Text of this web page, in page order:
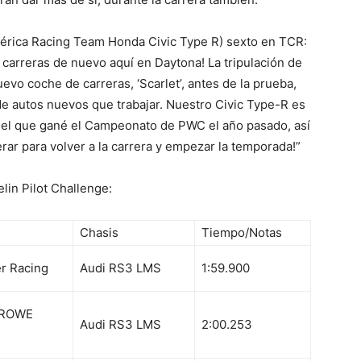
Racing Team Honda Civic Type R) sexto en TCR:
de nuevo aquí en Daytona! La tripulación de
coche de carreras, ‘Scarlet’, antes de la prueba,
autos nuevos que trabajar. Nuestro Civic Type-R es
que gané el Campeonato de PWC el año pasado, así
para volver a la carrera y empezar la temporada!”
Pilot Challenge:
Chasis Tiempo/Notas
Racing Audi RS3 LMS 1:59.900
Audi RS3 LMS 2:00.253